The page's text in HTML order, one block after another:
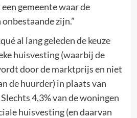
gemeente waar de
zijn.”
al lang geleden de keuze
huisvesting (waarbij de
door de marktprijs en niet
de huurder) in plaats van
4,3% van de woningen
huisvesting (en daarvan